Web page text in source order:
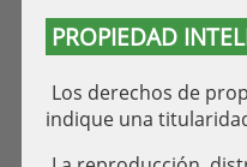
PROPIEDAD
Los derechos de
indique una